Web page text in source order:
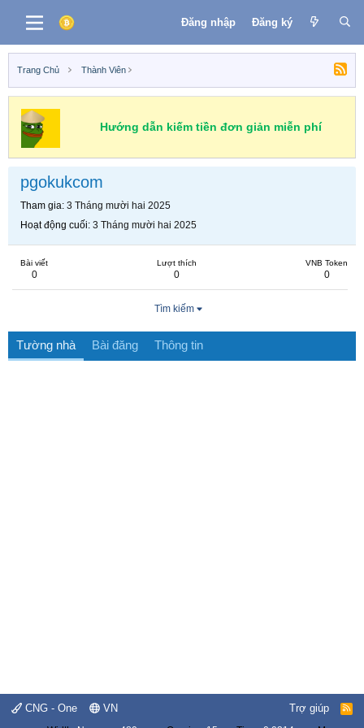
Đăng nhập Đăng ký
Trang Chủ Thành Viên
Hướng dẫn kiếm tiền đơn giản miễn phí
pgokukcom
Tham gia 3 Tháng mười hai 2025
Hoạt động cuối 3 Tháng mười hai 2025
Bài viết
0
Lượt thích
0
VNB Token
0
Tìm kiếm
Tường nhà Bài đăng Thông tin
CNG - One VN Trợ giúp
R